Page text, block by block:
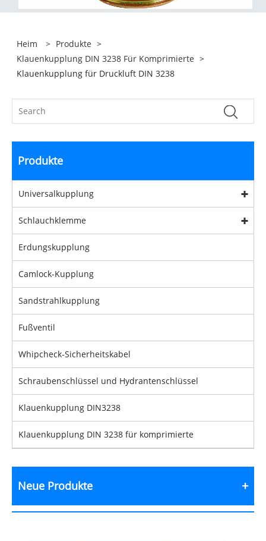
Heim > Produkte >
Klauenkupplung DIN 3238 Für Komprimierte >
Klauenkupplung für Druckluft DIN 3238
Produkte
Universalkupplung
Schlauchklemme
Erdungskupplung
Camlock-Kupplung
Sandstrahlkupplung
Fußventil
Whipcheck-Sicherheitskabel
Schraubenschlüssel und Hydrantenschlüssel
Klauenkupplung DIN3238
Klauenkupplung DIN 3238 für komprimierte
Neue Produkte